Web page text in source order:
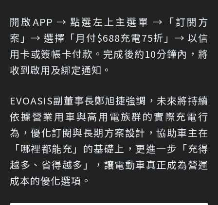
開啟APP → 點選左上主選單 →「訂閱方
案」→ 選擇「月付$688充電75折」→ 以信
用卡或簽帳卡付款。完成後約10分鐘內，將
收到啟用及綁定通知。
EVOASIS副董事長鄭旭捷強調，未來將持續
依據營業用車與高用電族群的實際充電行
為，優化訂閱與長期方案設計，協助車主在
「哪裡都能充」的基礎上，更進一步「充得
越多、省得越多」，讓電動車真正成為營運
成本的優化選項。